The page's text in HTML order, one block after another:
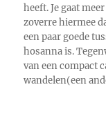
heeft. Je gaat
zoverre hiermee
een paar goede
hosanna is.
van een compact
wandelen(een